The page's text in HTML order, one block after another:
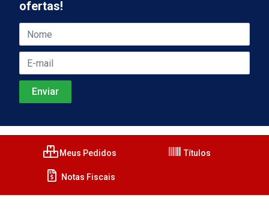
ofertas!
Meus Pedidos Títulos
Notas Fiscais